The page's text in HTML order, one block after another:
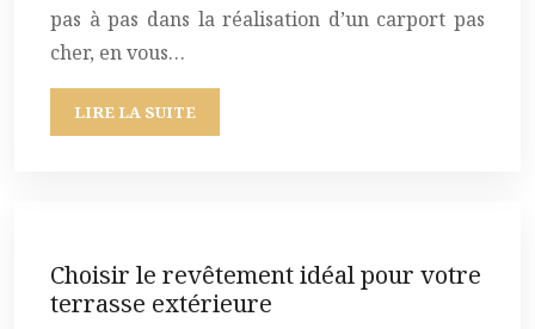
pas à pas dans la réalisation d’un carport pas
cher, en vous…
LIRE LA SUITE
Choisir le revêtement idéal pour votre
terrasse extérieure